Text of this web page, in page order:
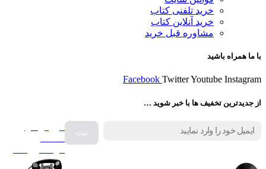
خرید تلفنی کتاب
خرید آنلاین کتاب
مشاوره قبل خرید
با ما همراه باشید
Facebook TwitterYoutube Instagram
از جدیدترین تخفیف ها با خبر شوید …
فروش انواع